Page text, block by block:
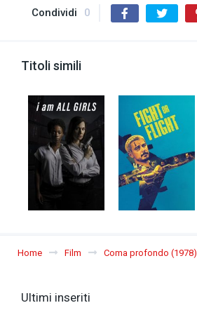
Condividi 0
Titoli simili
Home Film Coma profondo (1978)
Ultimi inseriti